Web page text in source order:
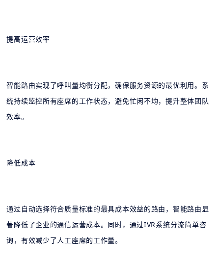
提高运营效率
智能路由实现了呼叫量均衡分配，确保服务资源的最优利用。系
统持续监控所有座席的工作状态，避免忙闲不均，提升整体团队
效率。
降低成本
通过自动选择符合质量标准的最具成本效益的路由，智能路由显
著降低了企业的通信运营成本。同时，通过IVR系统分流简单咨
询，有效减少了人工座席的工作量。